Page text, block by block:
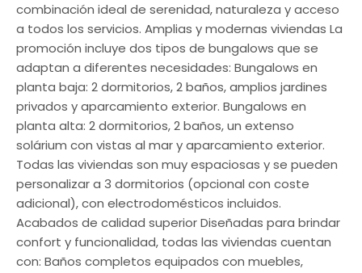
combinación ideal de serenidad, naturaleza y acceso
a todos los servicios. Amplias y modernas viviendas La
promoción incluye dos tipos de bungalows que se
adaptan a diferentes necesidades: Bungalows en
planta baja: 2 dormitorios, 2 baños, amplios jardines
privados y aparcamiento exterior. Bungalows en
planta alta: 2 dormitorios, 2 baños, un extenso
solárium con vistas al mar y aparcamiento exterior.
Todas las viviendas son muy espaciosas y se pueden
personalizar a 3 dormitorios (opcional con coste
adicional), con electrodomésticos incluidos.
Acabados de calidad superior Diseñadas para brindar
confort y funcionalidad, todas las viviendas cuentan
con: Baños completos equipados con muebles,